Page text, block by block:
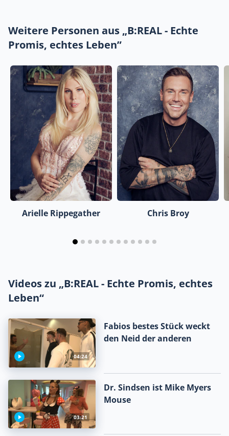
Weitere Personen aus „B:REAL - Echte
Promis, echtes Leben”
Arielle Rippegather Chris Broy
Videos zu „B:REAL - Echte Promis, echtes
Leben“
04:24
Fabios bestes Stück weckt
den Neid der anderen
03:21
Dr. Sindsen ist Mike Myers
Mouse